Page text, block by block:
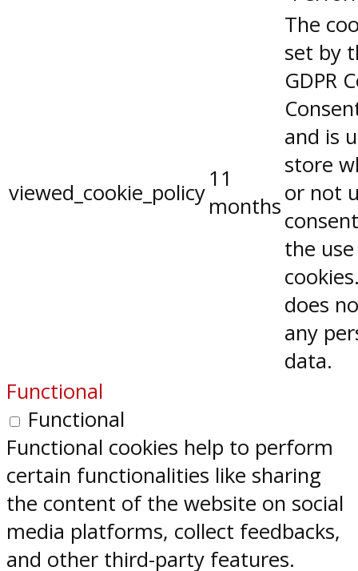
viewed_cookie_policy
11
months
The
set by
GDPR
and is
store
or not
the
does
any
data.
Functional
Functional
Functional cookies help to perform
certain functionalities like sharing
the content of the website on social
media platforms, collect feedbacks,
and other third-party features.